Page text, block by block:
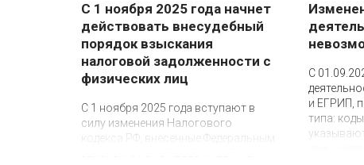
С 1 ноября 2025 года начнет
действовать внесудебный
порядок взыскания
налоговой задолженности с
физических лиц
С 1 ноября 2025 года вступают в
силу изменения Налогового
кодекса РФ, внесенные Федеральным
С
и ЕГРИП,
типа: